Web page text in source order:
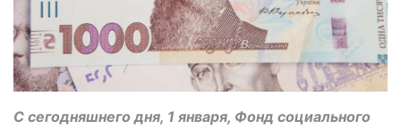
С сегодняшнего дня, 1 января, Фонд социального